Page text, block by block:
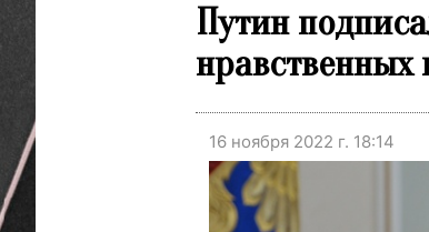
Путин
нравственных
16 ноября 2022 г. 18:14